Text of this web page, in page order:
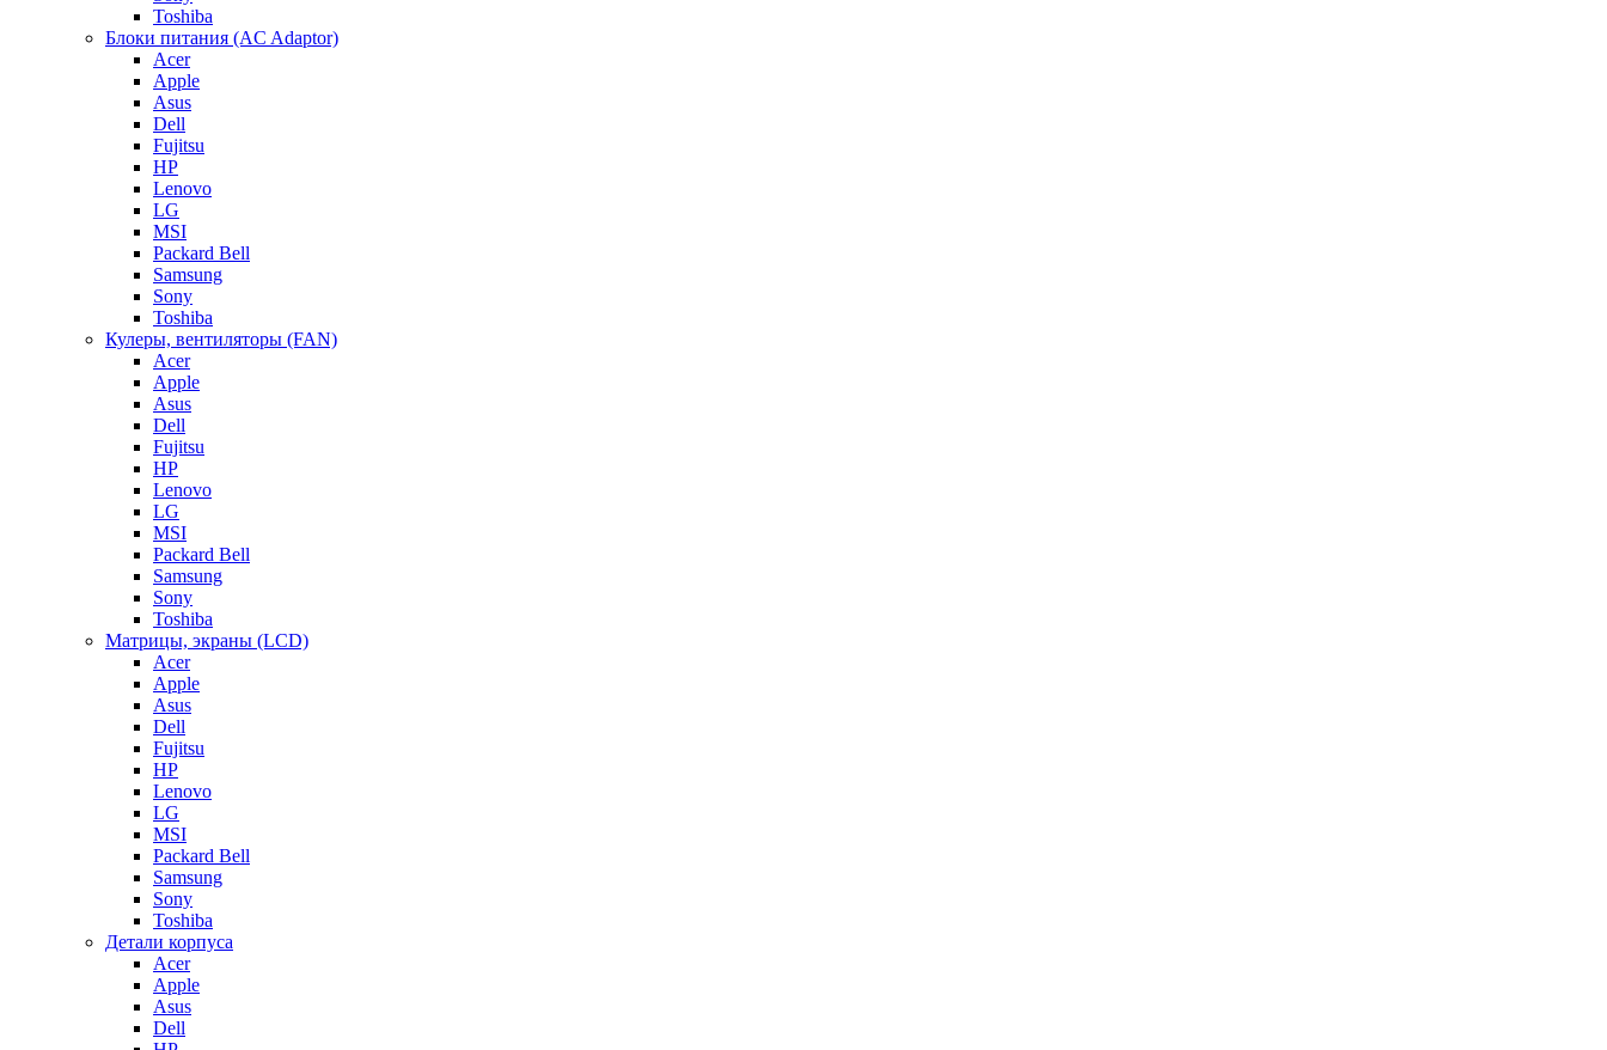
Toshiba
Блоки питания (AC Adaptor)
Acer
Apple
Asus
Dell
Fujitsu
HP
Lenovo
LG
MSI
Packard Bell
Samsung
Sony
Toshiba
Кулеры, вентиляторы (FAN)
Acer
Apple
Asus
Dell
Fujitsu
HP
Lenovo
LG
MSI
Packard Bell
Samsung
Sony
Toshiba
Матрицы, экраны (LCD)
Acer
Apple
Asus
Dell
Fujitsu
HP
Lenovo
LG
MSI
Packard Bell
Samsung
Sony
Toshiba
Детали корпуса
Acer
Apple
Asus
Dell